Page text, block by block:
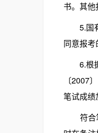
书。其他
5.国有
同意报考
6.根据
〔2007
笔试成绩
符合笔